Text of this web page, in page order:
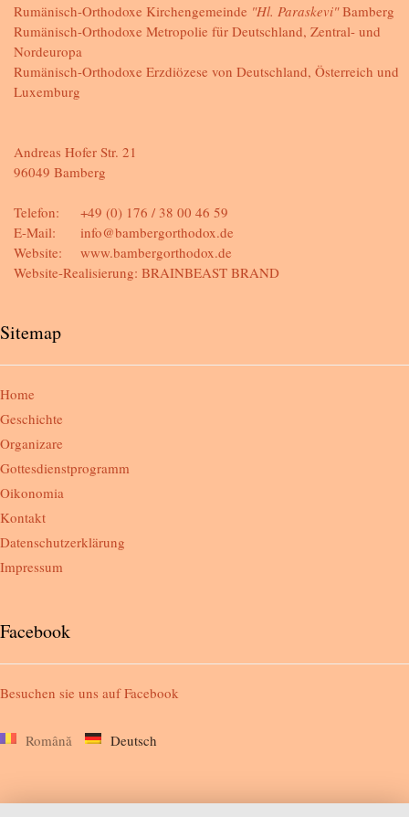
Rumänisch-Orthodoxe Kirchengemeinde "Hl. Paraskevi"Bamberg
Rumänisch-Orthodoxe Metropolie für Deutschland, Zentral- und
Nordeuropa
Rumänisch-Orthodoxe Erzdiözese von Deutschland, Österreich und
Luxemburg
Andreas Hofer Str. 21
96049 Bamberg
Telefon:
E-Mail:
Website:
+49 (0) 176 / 38 00 46 59
info@bambergorthodox.de
www.bambergorthodox.de
Website-Realisierung: BRAINBEAST BRAND
Sitemap
Home
Geschichte
Organizare
Gottesdienstprogramm
Oikonomia
Kontakt
Datenschutzerklärung
Impressum
Facebook
Besuchen sie uns aufFacebook
Română Deutsch